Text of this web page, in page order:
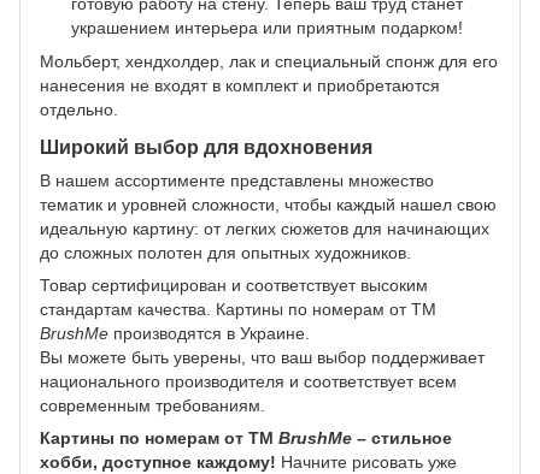
украшением интерьера или приятным подарком!
Мольберт, хендхолдер, лак и специальный спонж для его
нанесения не входят в комплект и приобретаются
отдельно.
Широкий выбор для вдохновения
В нашем ассортименте представлены множество
тематик и уровней сложности, чтобы каждый нашел свою
идеальную картину: от легких сюжетов для начинающих
до сложных полотен для опытных художников.
Товар сертифицирован и соответствует высоким
стандартам качества. Картины по номерам от ТМ
BrushMe производятся в Украине.
Вы можете быть уверены, что ваш выбор поддерживает
национального производителя и соответствует всем
современным требованиям.
Картины по номерам от ТМ BrushMe – стильное
хобби, доступное каждому! Начните рисовать уже